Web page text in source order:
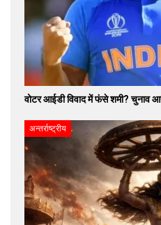
वोटर आईडी विवाद में फंसे शमी? चुनाव
अन्तर्राष्ट्रीय